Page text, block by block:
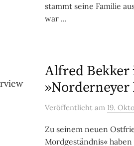
stammt seine Familie
war ...
Alfred
»Norderneyer
Veröffentlicht am 19.
Zu seinem neuen
Mordgeständnis«